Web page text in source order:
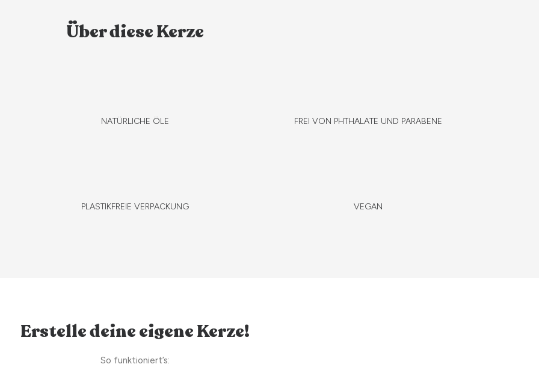
Über diese Kerze
NATÜRLICHE ÖLE FREI VON PHTHALATE UND PARABENE
PLASTIKFREIE VERPACKUNG VEGAN
Erstelle deine eigene Kerze!
So funktioniert’s: